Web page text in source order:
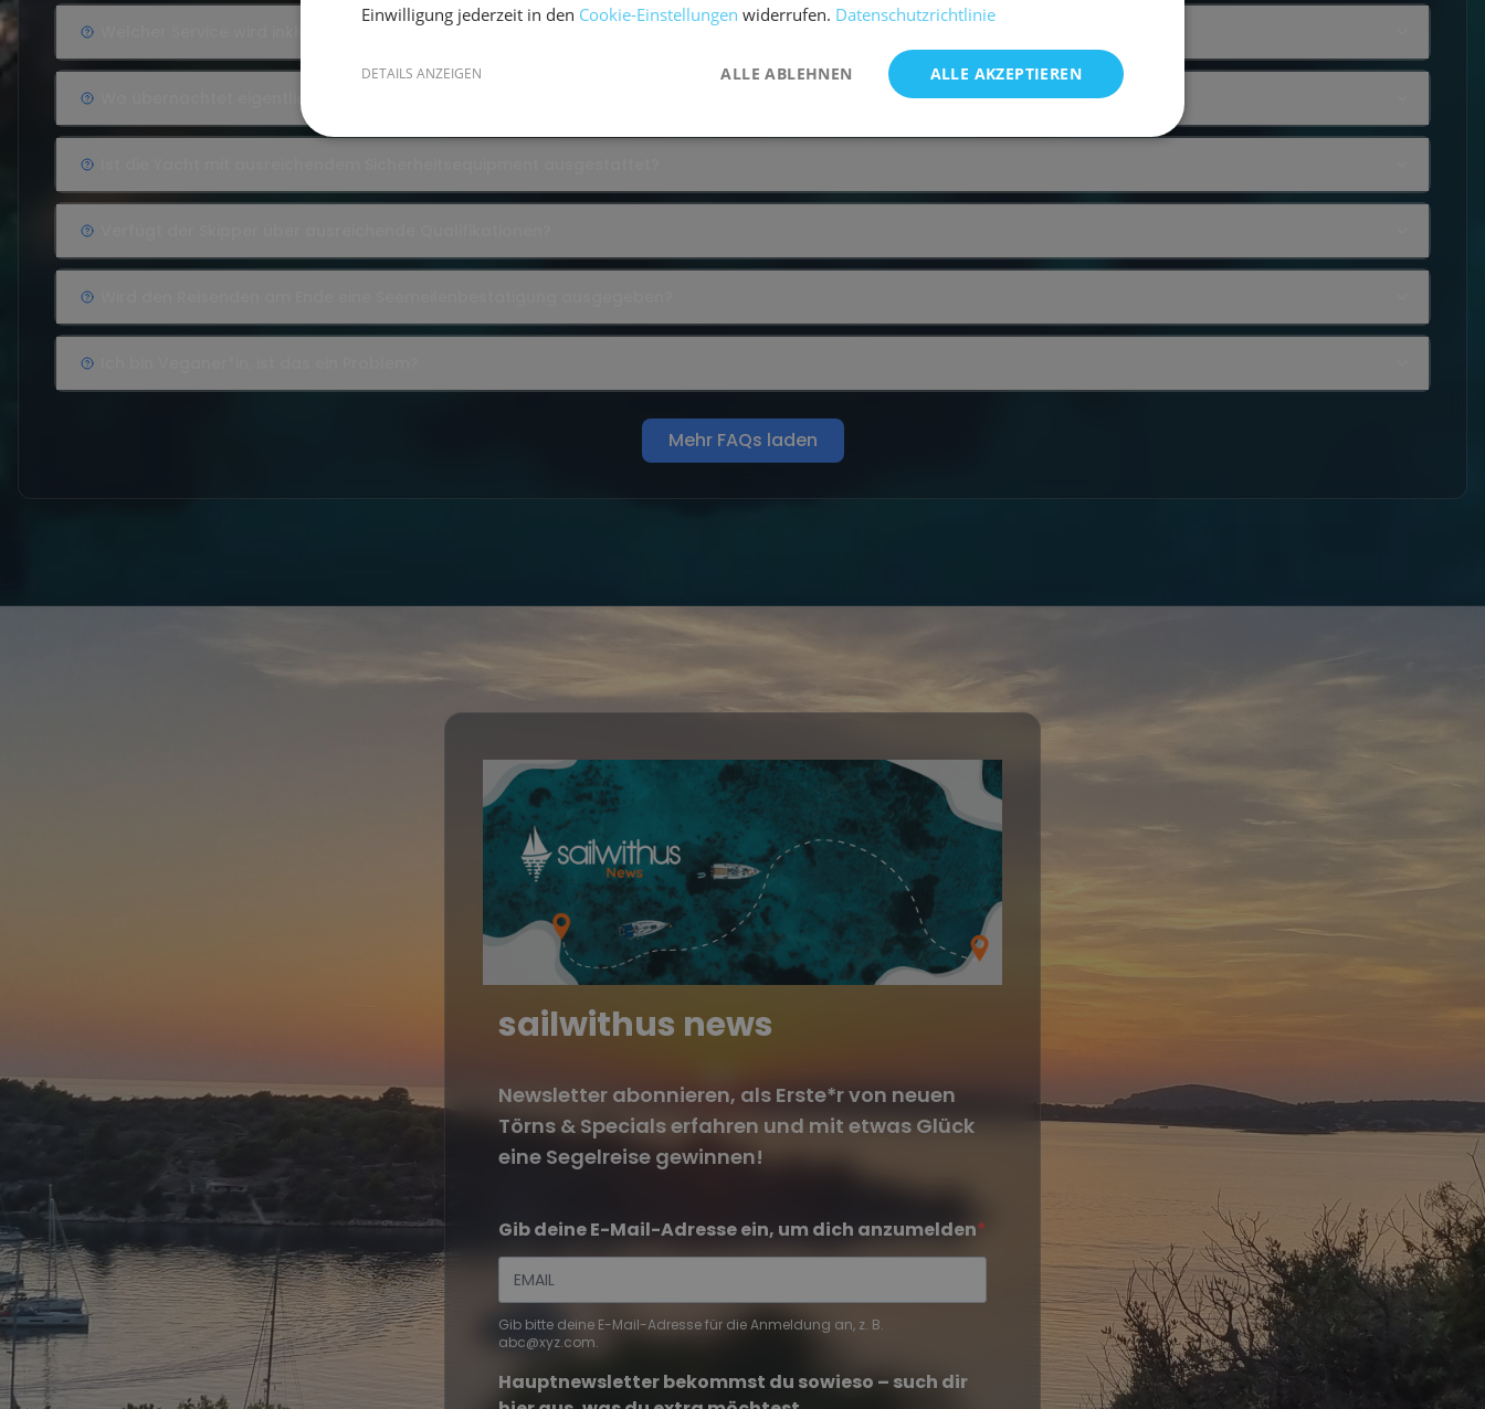
Welcher Service wird inklusive angeboten?
Mehr FAQs laden
sailwithus news
Newsletter abonnieren, als Erste*r von neuen
Törns & Specials erfahren und mit etwas Glück
eine Segelreise gewinnen!
Gib deine E-Mail-Adresse ein, um dich anzumelden
Gib bitte deine E-Mail-Adresse für die Anmeldung an, z. B.
abc@xyz.com.
Hauptnewsletter bekommst du sowieso – such dir
Einwilligung jederzeit in den Cookie-Einstellungen widerrufen. Datenschutzrichtlinie
ALLE AKZEPTIEREN
ALLE ABLEHNEN
DETAILS ANZEIGEN